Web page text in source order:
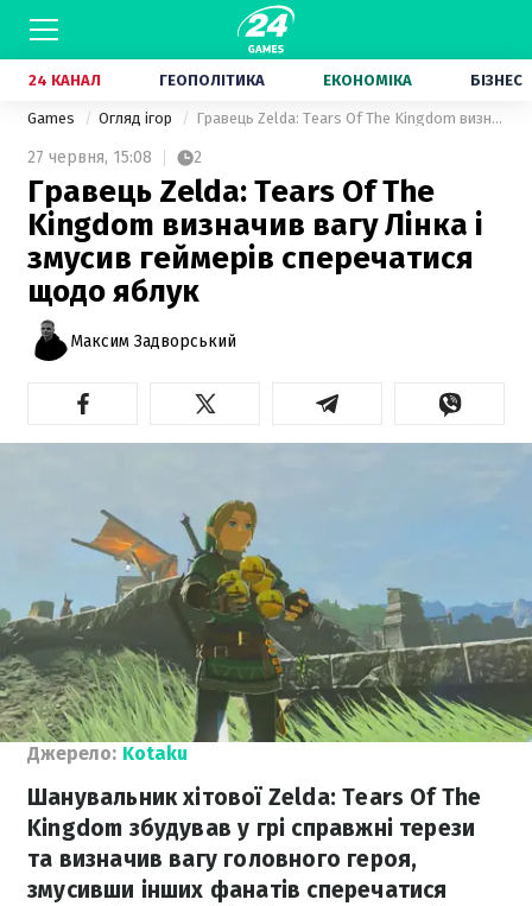
24 КАНАЛ ГЕОПОЛІТИКА ЕКОНОМІКА БІЗНЕС
Games Огляд ігор Гравець Zelda: Tears Of The Kingdom визначив вагу Лінка і змусив геймерів сперечатися щодо яблук
27 червня, 15:08 2
Гравець Zelda: Tears Of The
Kingdom визначив вагу Лінка і
змусив геймерів сперечатися
щодо яблук
Максим Задворський
Джерело: Kotaku
Шанувальник хітової Zelda: Tears Of The
Kingdom збудував у грі справжні терези
та визначив вагу головного героя,
змусивши інших фанатів сперечатися